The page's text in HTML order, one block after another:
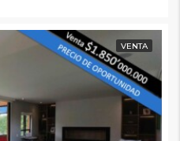
VENTA